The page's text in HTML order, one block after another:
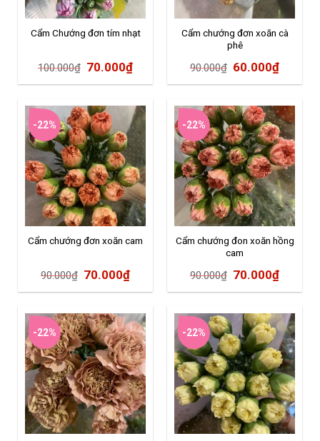
Cẩm Chướng đơn tím nhạt
100.000₫ 70.000₫
Cẩm chướng đơn xoăn cà
phê
90.000₫ 60.000₫
-22%
Cẩm chướng đơn xoăn cam
90.000₫ 70.000₫
-22%
Cẩm chướng đon xoăn hồng
cam
90.000₫ 70.000₫
-22% -22%